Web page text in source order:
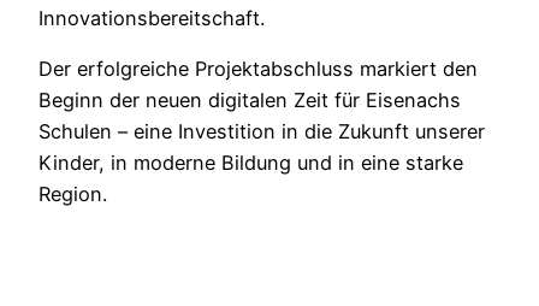
Innovationsbereitschaft.
Der erfolgreiche Projektabschluss markiert den
Beginn der neuen digitalen Zeit für Eisenachs
Schulen – eine Investition in die Zukunft unserer
Kinder, in moderne Bildung und in eine starke
Region.